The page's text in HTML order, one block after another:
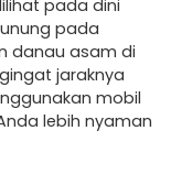
pada dini
pada
danau asam di
jaraknya
mobil
lebih nyaman